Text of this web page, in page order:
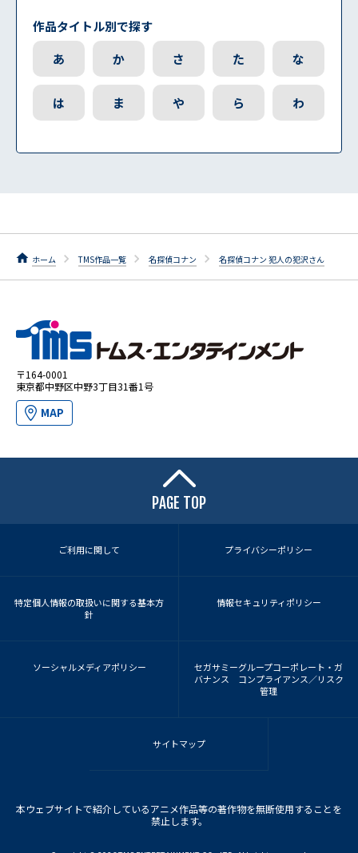
作品タイトル別で探す
あ
か さ た な
は ま や ら わ
ホーム TMS作品一覧 名探偵コナン 名探偵コナン 犯人の犯沢さん
〒164-0001
東京都中野区中野3丁目31番1号
MAP
PAGE TOP
ご利用に関して プライバシーポリシー
特定個人情報の取扱いに関する基本方
針
情報セキュリティポリシー
ソーシャルメディアポリシー
セガサミーグループコーポレート・ガ
バナンス コンプライアンス／リスク
管理
サイトマップ
本ウェブサイトで紹介しているアニメ作品等の著作物を無断使用することを
禁止します。